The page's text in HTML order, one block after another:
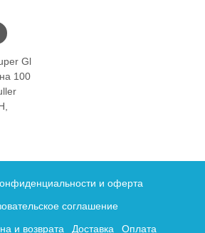
Gl
100
и оферта
соглашение
и возврата Доставка Оплата